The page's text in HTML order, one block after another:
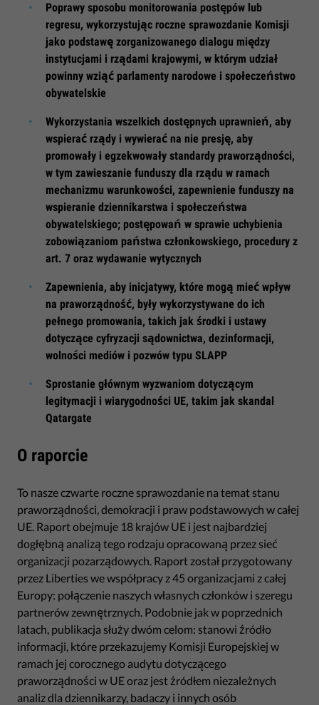
Poprawy sposobu monitorowania postępów lub
regresu, wykorzystując roczne sprawozdanie Komisji
jako podstawę zorganizowanego dialogu między
instytucjami i rządami krajowymi, w którym udział
powinny wziąć parlamenty narodowe i społeczeństwo
obywatelskie
Wykorzystania wszelkich dostępnych uprawnień, aby
wspierać rządy i wywierać na nie presję, aby
promowały i egzekwowały standardy praworządności,
w tym zawieszanie funduszy dla rządu w ramach
mechanizmu warunkowości, zapewnienie funduszy na
wspieranie dziennikarstwa i społeczeństwa
obywatelskiego; postępowań w sprawie uchybienia
zobowiązaniom państwa członkowskiego, procedury z
art. 7 oraz wydawanie wytycznych
Zapewnienia, aby inicjatywy, które mogą mieć wpływ
na praworządność, były wykorzystywane do ich
pełnego promowania, takich jak środki i ustawy
dotyczące cyfryzacji sądownictwa, dezinformacji,
wolności mediów i pozwów typu SLAPP
Sprostanie głównym wyzwaniom dotyczącym
legitymacji i wiarygodności UE, takim jak skandal
Qatargate
O raporcie
To nasze czwarte roczne sprawozdanie na temat stanu
praworządności, demokracji i praw podstawowych w całej
UE. Raport obejmuje 18 krajów UE i jest najbardziej
dogłębną analizą tego rodzaju opracowaną przez sieć
organizacji pozarządowych. Raport został przygotowany
przez Liberties we współpracy z 45 organizacjami z całej
Europy: połączenie naszych własnych członków i szeregu
partnerów zewnętrznych. Podobnie jak w poprzednich
latach, publikacja służy dwóm celom: stanowi źródło
informacji, które przekazujemy Komisji Europejskiej w
ramach jej corocznego audytu dotyczącego
praworządności w UE oraz jest źródłem niezależnych
analiz dla dziennikarzy, badaczy i innych osób